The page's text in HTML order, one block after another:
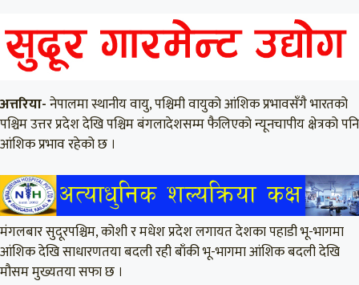
अत्तरिया-नेपालमा स्थानीय वायु, पश्चिमी वायुको आंशिक प्रभावसँगै भारतको
पश्चिम उत्तर प्रदेश देखि पश्चिम बंगलादेशसम्म फैलिएको न्यूनचापीय क्षेत्रको पनि
आंशिक प्रभाव रहेको छ ।
मंगलबार सुदूरपश्चिम, कोशी र मधेश प्रदेश लगायत देशका पहाडी भू-भागमा
आंशिक देखि साधारणतया बदली रही बाँकी भू-भागमा आंशिक बदली देखि
मौसम मुख्यतया सफा छ ।